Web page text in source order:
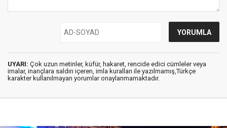
UYARI: Çok uzun metinler, küfür, hakaret, rencide edici cümleler veya
imalar, inançlara saldırı içeren, imla kuralları ile yazılmamış,Türkçe
karakter kullanılmayan yorumlar onaylanmamaktadır.